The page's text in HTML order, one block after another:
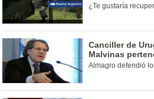
¿Te gustaría
Canciller de
Malvinas
Almagro defendió